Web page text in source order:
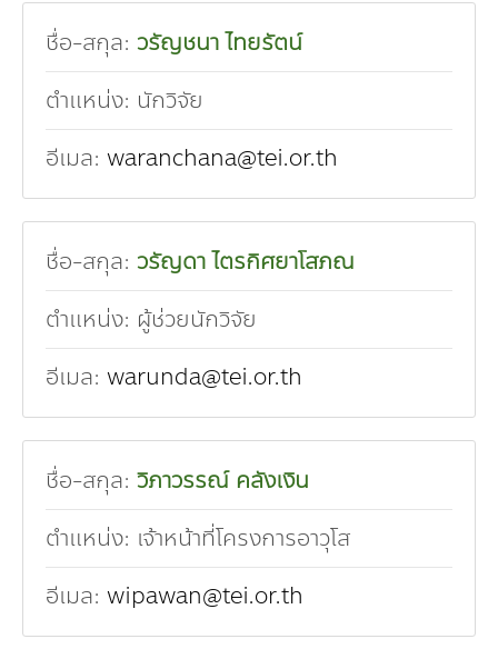
ชื่อ-สกุล: วรัญชนา ไทยรัตน์
ตำแหน่ง: นักวิจัย
อีเมล: waranchana@tei.or.th
ชื่อ-สกุล: วรัญดา ไตรกิศยาโสภณ
ตำแหน่ง: ผู้ช่วยนักวิจัย
อีเมล: warunda@tei.or.th
ชื่อ-สกุล: วิภาวรรณ์ คลังเงิน
ตำแหน่ง: เจ้าหน้าที่โครงการอาวุโส
อีเมล: wipawan@tei.or.th